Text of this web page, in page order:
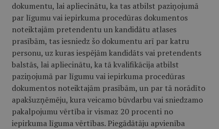
dokumentu, lai apliecinātu, ka tas atbilst paziņojumā
par līgumu vai iepirkuma procedūras dokumentos
noteiktajām pretendentu un kandidātu atlases
prasībām, tas iesniedz šo dokumentu arī par katru
personu, uz kuras iespējām kandidāts vai pretendents
balstās, lai apliecinātu, ka tā kvalifikācija atbilst
paziņojumā par līgumu vai iepirkuma procedūras
dokumentos noteiktajām prasībām, un par tā norādīto
apakšuzņēmēju, kura veicamo būvdarbu vai sniedzamo
pakalpojumu vērtība ir vismaz 20 procenti no
iepirkuma līguma vērtības. Piegādātāju apvienība